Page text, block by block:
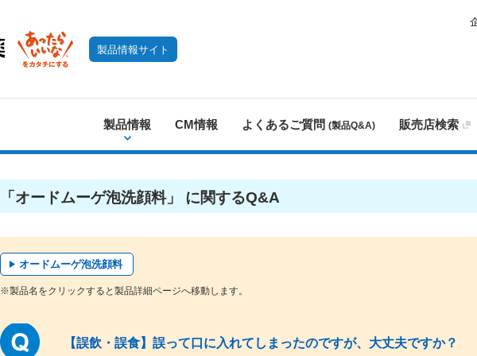
製品情報サイト
製品情報 CM情報 よくあるご質問 (製品Q&A) 販売店検索
「オードムーゲ泡洗顔料」 に関するQ&A
オードムーゲ泡洗顔料
※製品名をクリックすると製品詳細ページへ移動します。
【誤飲・誤食】誤って口に入れてしまったのですが、大丈夫ですか？